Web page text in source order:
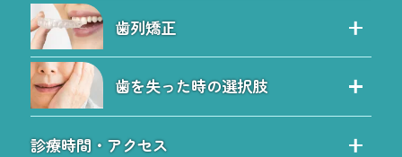
料金表
お問い合わせ
ブログ
サイトツリー
施設基準について
自費治療の特徴
虫歯
予防歯科
ホワイトニング
歯周病
セレック治療
セラミック
詰め物・被せ物のQ&A
歯列矯正
歯列矯正
小児矯正と子どもの歯並び
ワイヤー矯正
歯を失った時の選択肢
診療時間・アクセス